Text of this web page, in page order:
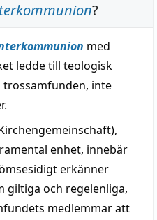
?
med
ledde till teologisk
trossamfunden, inte
enhet, innebär
erkänner
giltiga och regelenliga,
medlemmar att